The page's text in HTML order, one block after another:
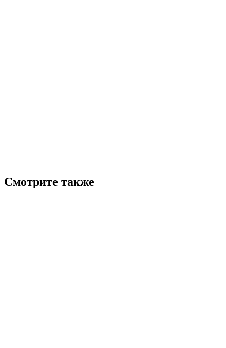
Смотрите также